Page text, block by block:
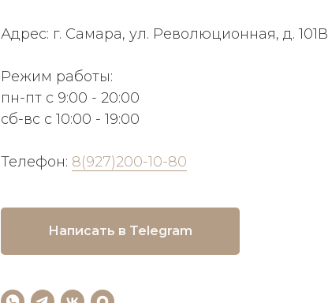
Адрес: г. Самара, ул. Революционная, д. 101В
Режим работы:
пн-пт с 9:00 - 20:00
сб-вс с 10:00 - 19:00
Телефон: 8(927)200-10-80
Написать в Telegram